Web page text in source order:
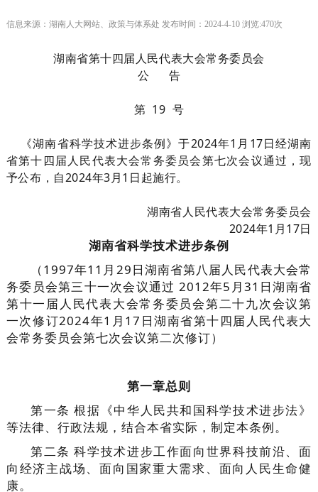
信息来源：湖南人大网站、政策与体系处 发布时间：2024-4-10 浏览:470次
湖南省第十四届人民代表大会常务委员会
公 告
第 19 号
《湖南省科学技术进步条例》于2024年1月17日经湖南
省第十四届人民代表大会常务委员会第七次会议通过，现
予公布，自2024年3月1日起施行。
湖南省人民代表大会常务委员会
2024年1月17日
湖南省科学技术进步条例
（1997年11月29日湖南省第八届人民代表大会常
务委员会第三十一次会议通过 2012年5月31日湖南省
第十一届人民代表大会常务委员会第二十九次会议第
一次修订2024年1月17日湖南省第十四届人民代表大
会常务委员会第七次会议第二次修订）
第一章总则
第一条 根据《中华人民共和国科学技术进步法》
等法律、行政法规，结合本省实际，制定本条例。
第二条 科学技术进步工作面向世界科技前沿、面
向经济主战场、面向国家重大需求、面向人民生命健
康。